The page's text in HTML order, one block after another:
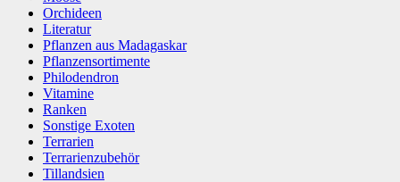
Orchideen
Literatur
Pflanzen aus Madagaskar
Pflanzensortimente
Philodendron
Vitamine
Ranken
Sonstige Exoten
Terrarien
Terrarienzubehör
Tillandsien